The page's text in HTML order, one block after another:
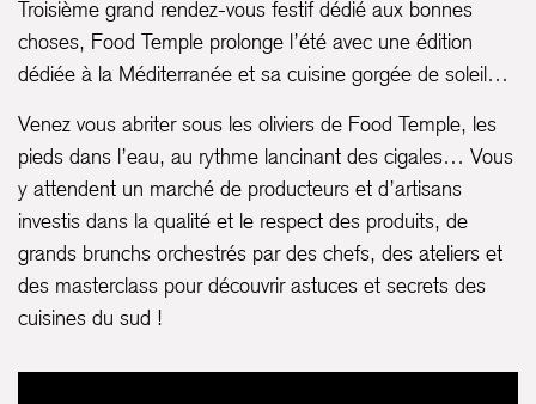
Troisième grand rendez-vous festif dédié aux bonnes
choses, Food Temple prolonge l’été avec une édition
dédiée à la Méditerranée et sa cuisine gorgée de soleil…
Venez vous abriter sous les oliviers de Food Temple, les
pieds dans l’eau, au rythme lancinant des cigales… Vous
y attendent un marché de producteurs et d’artisans
investis dans la qualité et le respect des produits, de
grands brunchs orchestrés par des chefs, des ateliers et
des masterclass pour découvrir astuces et secrets des
cuisines du sud !